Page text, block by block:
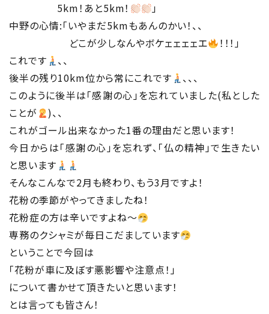
5km！あと5km！
」
中野の心情:「いやまだ5kmもあんのかい！、、
どこが少しなんやボケェェェェエ
！！！」
これです
、、
後半の残り10km位から常にこれです
、、、
このように後半は「感謝の心」を忘れていました(私とした
ことが
)、、
これがゴール出来なかった1番の理由だと思います！
今日からは「感謝の心」を忘れず、「仏の精神」で生きたい
と思います
そんなこんなで2月も終わり、もう3月ですよ！
花粉の季節がやってきましたね！
花粉症の方は辛いですよね〜
専務のクシャミが毎日こだましています
ということで今回は
「花粉が車に及ぼす悪影響や注意点！」
について書かせて頂きたいと思います！
とは言っても皆さん！